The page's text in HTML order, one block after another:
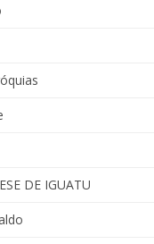
DE IGUATU